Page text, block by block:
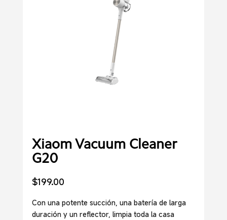
Xiaom Vacuum Cleaner
G20
$199.00
Con una potente succión, una batería de larga
duración y un reflector, limpia toda la casa